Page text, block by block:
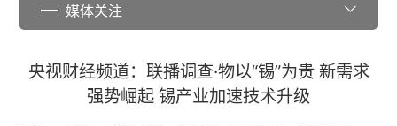
媒体关注
央视财经频道：联播调查·物以“锡”为贵 新需求
强势崛起 锡产业加速技术升级